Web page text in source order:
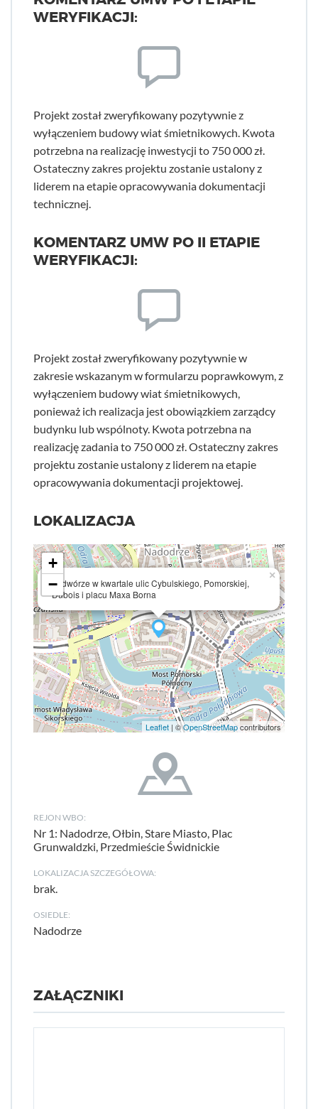
WERYFIKACJI:
Projekt został zweryfikowany pozytywnie z
wyłączeniem budowy wiat śmietnikowych. Kwota
potrzebna na realizację inwestycji to 750 000 zł.
Ostateczny zakres projektu zostanie ustalony z
liderem na etapie opracowywania dokumentacji
technicznej.
KOMENTARZ UMW PO II ETAPIE
WERYFIKACJI:
Projekt został zweryfikowany pozytywnie w
zakresie wskazanym w formularzu poprawkowym, z
wyłączeniem budowy wiat śmietnikowych,
ponieważ ich realizacja jest obowiązkiem zarządcy
budynku lub wspólnoty. Kwota potrzebna na
realizację zadania to 750 000 zł. Ostateczny zakres
projektu zostanie ustalony z liderem na etapie
opracowywania dokumentacji projektowej.
LOKALIZACJA
podwórze w kwartale ulic Cybulskiego, Pomorskiej,
Dubois i placu Maxa Borna
×
+
−
Leaflet | ©OpenStreetMapcontributors
REJON WBO:
Nr 1: Nadodrze, Ołbin, Stare Miasto, Plac
Grunwaldzki, Przedmieście Świdnickie
LOKALIZACJA SZCZEGÓŁOWA:
brak.
OSIEDLE:
Nadodrze
ZAŁĄCZNIKI